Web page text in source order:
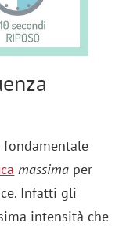
fondamentale
massima per
Infatti gli
intensità che